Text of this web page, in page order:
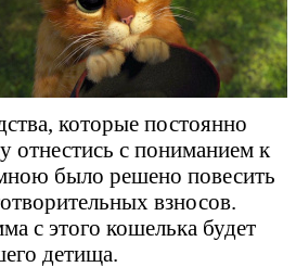
которые постоянно
отнестись с пониманием к
было решено повесить
взносов.
с этого кошелька будет
детища.